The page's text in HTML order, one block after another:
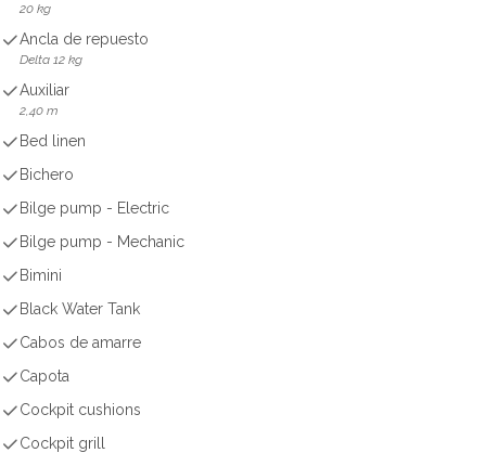
20 kg
Ancla de repuesto
Delta 12 kg
Auxiliar
2,40 m
Bed linen
Bichero
Bilge pump - Electric
Bilge pump - Mechanic
Bimini
Black Water Tank
Cabos de amarre
Capota
Cockpit cushions
Cockpit grill